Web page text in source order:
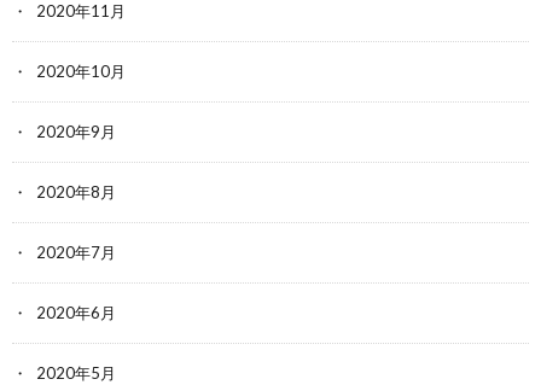
2020年11月
2020年10月
2020年9月
2020年8月
2020年7月
2020年6月
2020年5月